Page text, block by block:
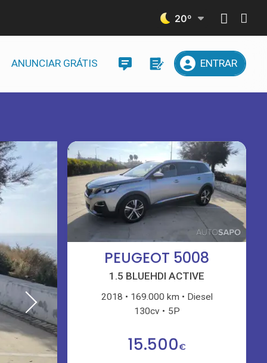
20º
ANUNCIAR GRÁTIS ENTRAR
PEUGEOT 5008
1.5 BLUEHDI ACTIVE
2018 169.000 km
Diesel
130cv
5P
15.500€